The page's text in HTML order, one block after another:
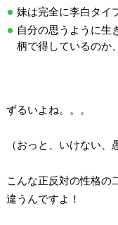
妹は完全に李白タイ
自分の思うように生
柄で得しているのか
ずるいよね。。。
（おっと、いけない、
こんな正反対の性格の
違うんですよ！